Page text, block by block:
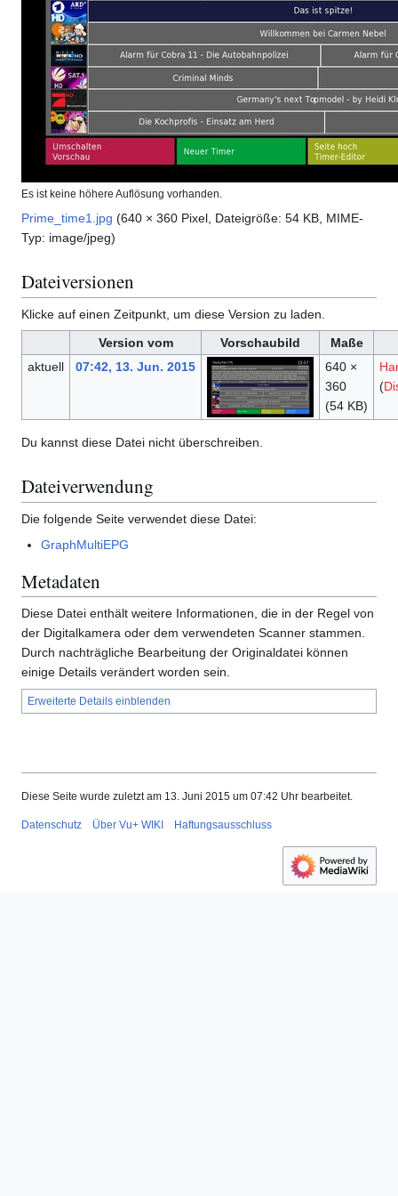
Es ist keine höhere Auflösung vorhanden.
Prime_time1.jpg (640 × 360 Pixel, Dateigröße: 54 KB, MIME-
Typ: image/jpeg)
Dateiversionen
Klicke auf einen Zeitpunkt, um diese Version zu laden.
Version vom
Vorschaubild
Maße
aktuell
07:42, 13. Jun. 2015
640 ×
360
(54 KB)
(
Du kannst diese Datei nicht überschreiben.
Dateiverwendung
Die folgende Seite verwendet diese Datei:
GraphMultiEPG
Metadaten
Diese Datei enthält weitere Informationen, die in der Regel von
der Digitalkamera oder dem verwendeten Scanner stammen.
Durch nachträgliche Bearbeitung der Originaldatei können
einige Details verändert worden sein.
Erweiterte Details einblenden
Diese Seite wurde zuletzt am 13. Juni 2015 um 07:42 Uhr bearbeitet.
Datenschutz Über Vu+ WIKI Haftungsausschluss